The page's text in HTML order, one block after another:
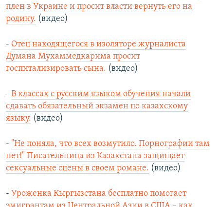
плен в Украине и просит власти вернуть его на
родину. (видео)
- Отец находящегося в изоляторе журналиста
Думана Мухаммедкарима просит
госпитализировать сына. (видео)
- В классах c русским языком обучения начали
сдавать обязательный экзамен по казахскому
языку. (видео)
- "Не поняла, что всех возмутило. Порнографии там
нет!" Писательница из Казахстана защищает
сексуальные сцены в своем романе. (видео)
- Уроженка Кыргызстана бесплатно помогает